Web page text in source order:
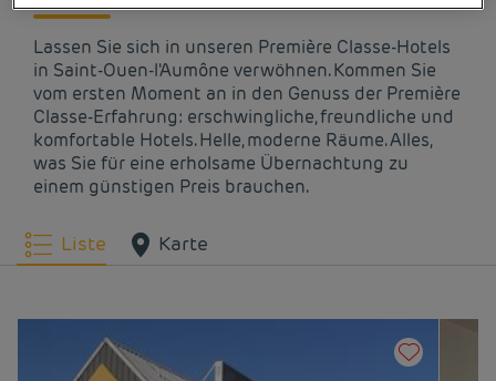
Lassen Sie sich in unseren Première Classe-Hotels
in Saint-Ouen-l'Aumône verwöhnen. Kommen Sie
vom ersten Moment an in den Genuss der Première
Classe-Erfahrung: erschwingliche, freundliche und
komfortable Hotels. Helle, moderne Räume. Alles,
was Sie für eine erholsame Übernachtung zu
einem günstigen Preis brauchen.
Liste Karte